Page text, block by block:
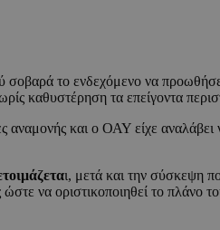
σοβαρά το ενδεχόμενο να
καθυστέρηση τα επείγοντα
αναμονής και ο ΟΑΥ είχε
ι, μετά και την σύσκεψη
ώστε να οριστικοποιηθεί το πλάνο